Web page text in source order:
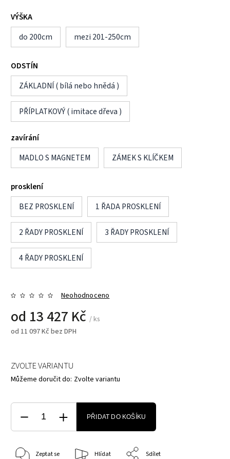
VÝŠKA
do 200cm
mezi 201-250cm
ODSTÍN
ZÁKLADNÍ ( bílá nebo hnědá )
PŘÍPLATKOVÝ ( imitace dřeva )
zavírání
MADLO S MAGNETEM
ZÁMEK S KLÍČKEM
prosklení
BEZ PROSKLENÍ
1 ŘADA PROSKLENÍ
2 ŘADY PROSKLENÍ 3 ŘADY PROSKLENÍ
4 ŘADY PROSKLENÍ
Neohodnoceno
od 13 427 Kč / ks
od 11 097 Kč bez DPH
ZVOLTE VARIANTU
Můžeme doručit do: Zvolte variantu
PŘIDAT DO KOŠÍKU
Zeptat se Hlídat Sdílet